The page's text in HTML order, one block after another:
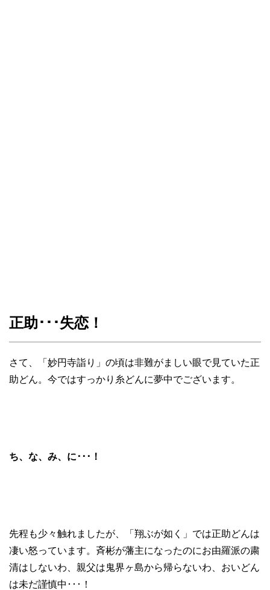
正助･･･失恋！
さて、「妙円寺詣り」の頃は非難がましい眼で見ていた正
助どん。今ではすっかり糸どんに夢中でございます。
ち、な、み、に･･･！
先程も少々触れましたが、「翔ぶが如く」では正助どんは
凄い怒っています。斉彬が藩主になったのにお由羅派の粛
清はしないわ、親父は鬼界ヶ島から帰らないわ、おいどん
は未だ謹慎中･･･！